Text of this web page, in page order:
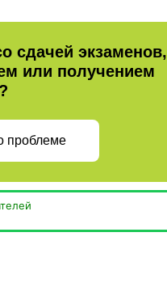
сдачей экзаменов,
или получением
проблеме